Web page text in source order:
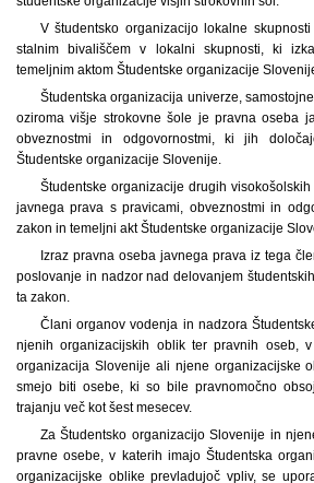
V študentsko organizacijo lokalne
stalnim bivališčem v lokalni skupnosti, ki
temeljnim aktom Študentske organizacije
Študentska organizacija univerze,
oziroma višje strokovne šole je pravna oseba
obveznostmi in odgovornostmi, ki jih
Študentske organizacije Slovenije.
Študentske organizacije drugih
javnega prava s pravicami, obveznostmi in
zakon in temeljni akt Študentske organizacije
Izraz pravna oseba javnega prava iz tega
poslovanje in nadzor nad delovanjem
ta zakon.
Člani organov vodenja in nadzora
njenih organizacijskih oblik ter pravnih oseb,
organizacija Slovenije ali njene organizacijske
smejo biti osebe, ki so bile pravnomočno
trajanju več kot šest mesecev.
Za Študentsko organizacijo Slovenije in
pravne osebe, v katerih imajo Študentska
organizacijske oblike prevladujoč vpliv, se